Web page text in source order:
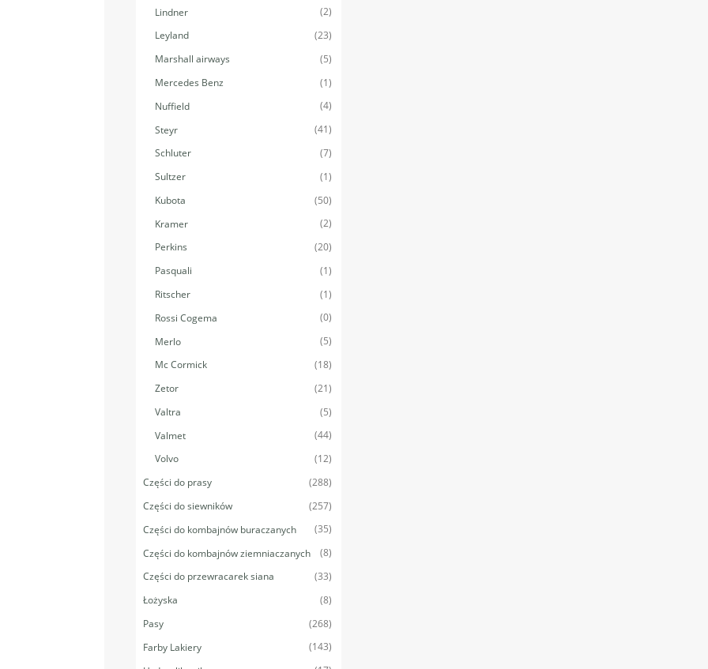
Lindner
(2)
Leyland
(23)
Marshall airways
(5)
Mercedes Benz
(1)
Nuffield
(4)
Steyr
(41)
Schluter
(7)
Sultzer
(1)
Kubota
(50)
Kramer
(2)
Perkins
(20)
Pasquali
(1)
Ritscher
(1)
Rossi Cogema
(0)
Merlo
(5)
Mc Cormick
(18)
Zetor
(21)
Valtra
(5)
Valmet
(44)
Volvo
(12)
Części do prasy
(288)
Części do siewników
(257)
Części do kombajnów buraczanych
(35)
Części do kombajnów ziemniaczanych
(8)
Części do przewracarek siana
(33)
Łożyska
(8)
Pasy
(268)
Farby Lakiery
(143)